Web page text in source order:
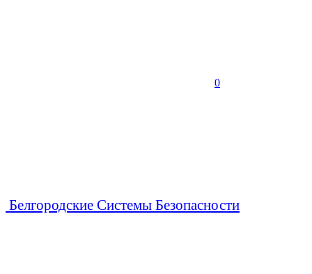
0
Белгородские Системы Безопасности